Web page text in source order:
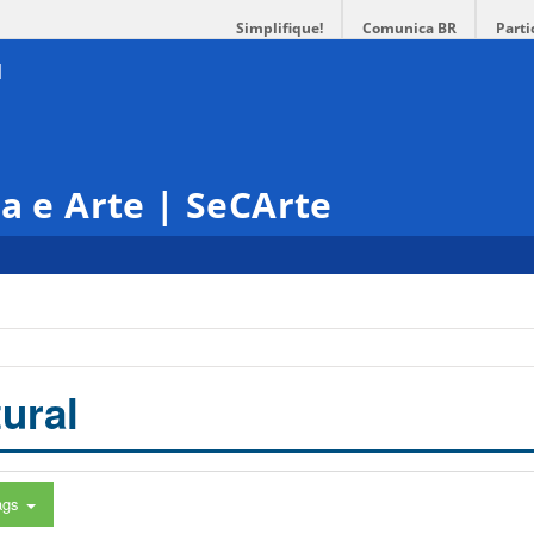
Simplifique! Comunica BR
e Arte | SeCArte